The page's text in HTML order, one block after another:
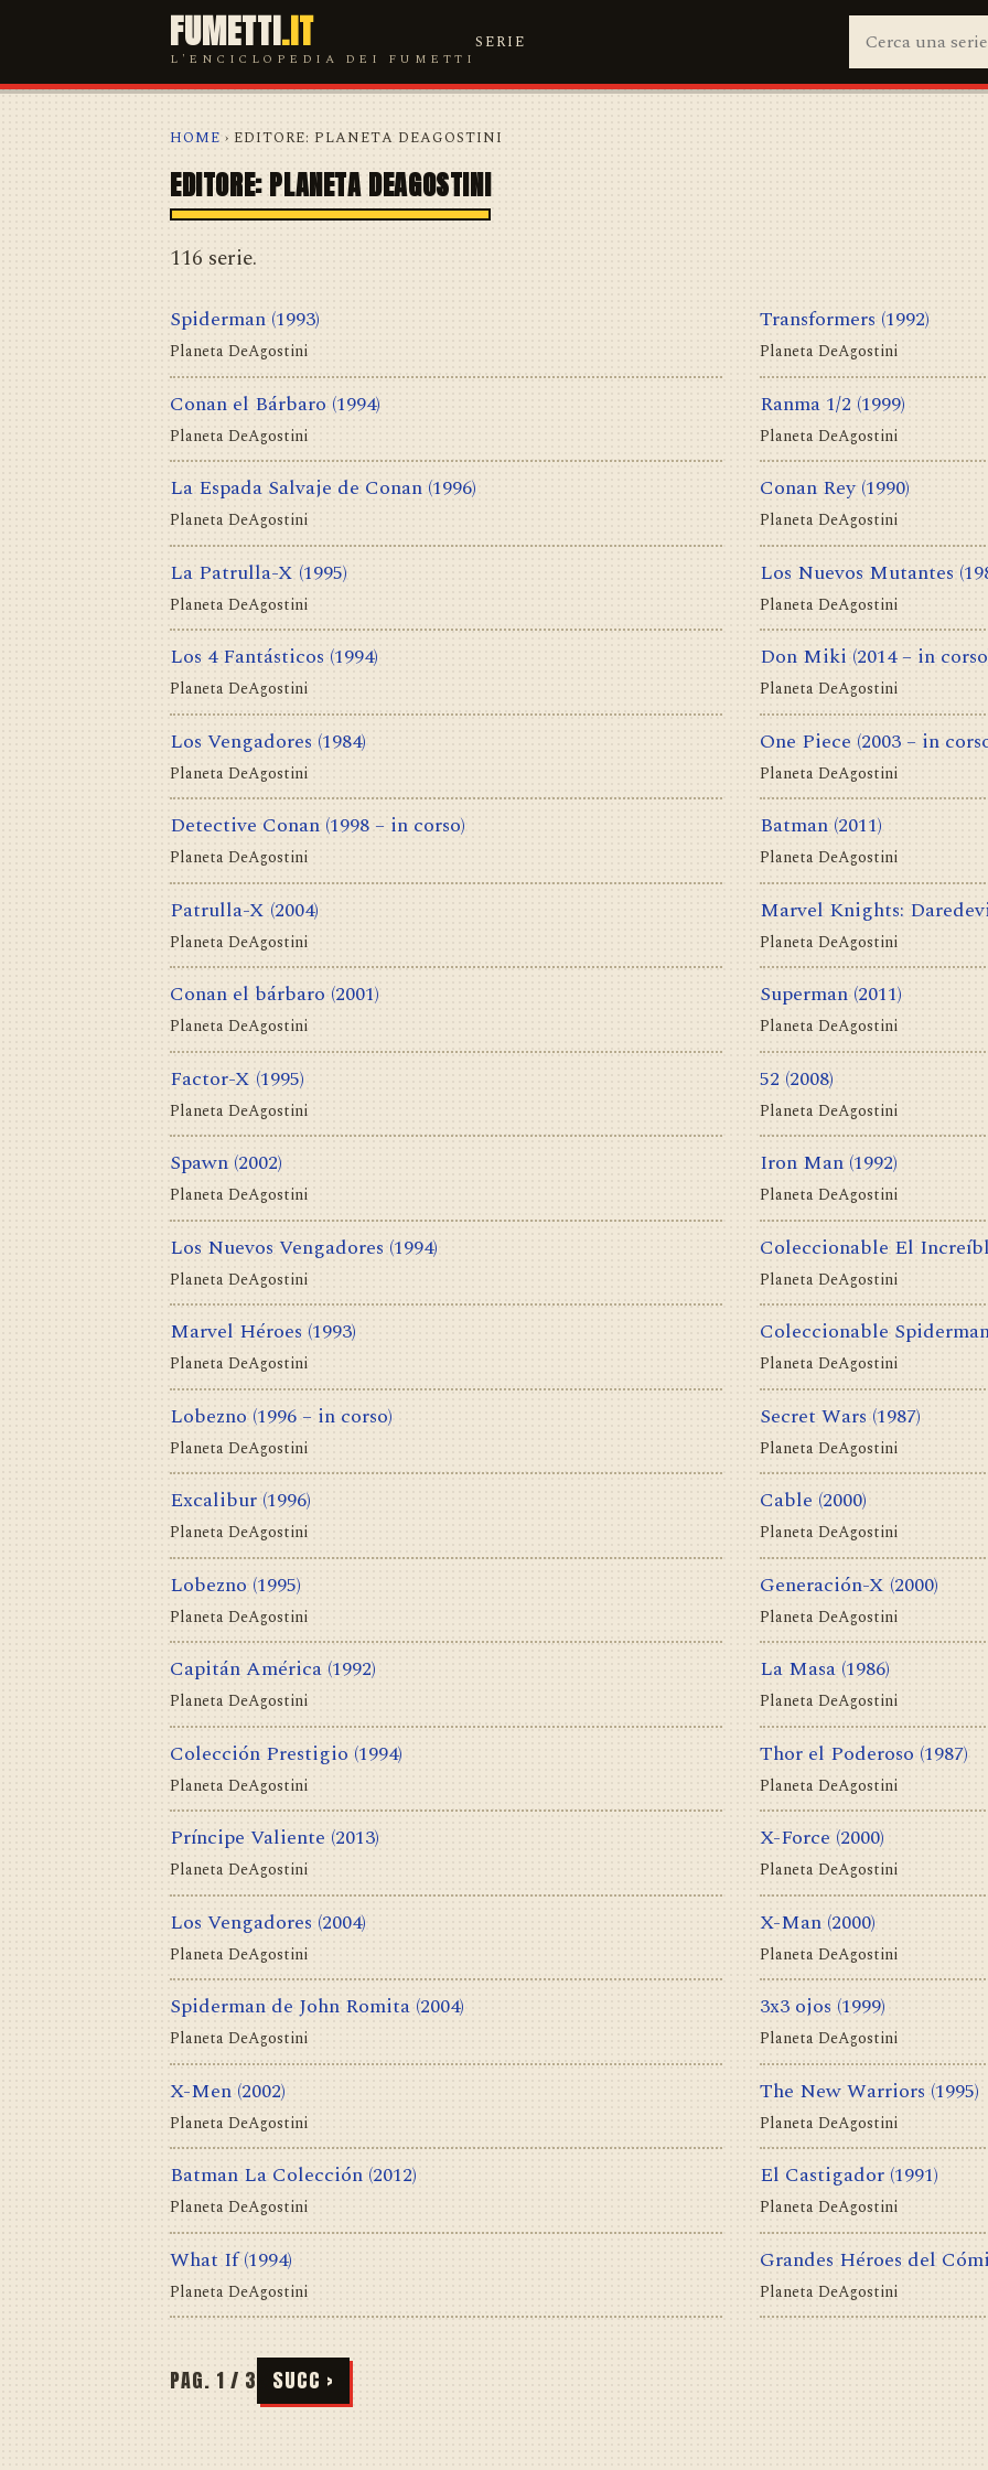
FUMETTI.IT
L'ENCICLOPEDIA DEI FUMETTI
SERIE
HOME › EDITORE: PLANETA DEAGOSTINI
EDITORE: PLANETA DEAGOSTINI
116 serie.
Spiderman (1993)
Planeta DeAgostini
Conan el Bárbaro (1994)
Planeta DeAgostini
La Espada Salvaje de Conan (1996)
Planeta DeAgostini
La Patrulla-X (1995)
Planeta DeAgostini
Los 4 Fantásticos (1994)
Planeta DeAgostini
Los Vengadores (1984)
Planeta DeAgostini
Detective Conan (1998 – in corso)
Planeta DeAgostini
Patrulla-X (2004)
Planeta DeAgostini
Conan el bárbaro (2001)
Planeta DeAgostini
Factor-X (1995)
Planeta DeAgostini
Spawn (2002)
Planeta DeAgostini
Los Nuevos Vengadores (1994)
Planeta DeAgostini
Marvel Héroes (1993)
Planeta DeAgostini
Lobezno (1996 – in corso)
Planeta DeAgostini
Excalibur (1996)
Planeta DeAgostini
Lobezno (1995)
Planeta DeAgostini
Capitán América (1992)
Planeta DeAgostini
Colección Prestigio (1994)
Planeta DeAgostini
Príncipe Valiente (2013)
Planeta DeAgostini
Los Vengadores (2004)
Planeta DeAgostini
Spiderman de John Romita (2004)
Planeta DeAgostini
X-Men (2002)
Planeta DeAgostini
Batman La Colección (2012)
Planeta DeAgostini
What If (1994)
Planeta DeAgostini
Transformers (1992)
Planeta DeAgostini
Ranma 1/2 (1999)
Planeta DeAgostini
Conan Rey (1990)
Planeta DeAgostini
Los Nuevos Mutantes
Planeta DeAgostini
Don Miki (2014 – in
Planeta DeAgostini
One Piece (2003 – in
Planeta DeAgostini
Batman (2011)
Planeta DeAgostini
Marvel Knights:
Planeta DeAgostini
Superman (2011)
Planeta DeAgostini
52 (2008)
Planeta DeAgostini
Iron Man (1992)
Planeta DeAgostini
Coleccionable El
Planeta DeAgostini
Coleccionable
Planeta DeAgostini
Secret Wars (1987)
Planeta DeAgostini
Cable (2000)
Planeta DeAgostini
Generación-X (2000)
Planeta DeAgostini
La Masa (1986)
Planeta DeAgostini
Thor el Poderoso (1987)
Planeta DeAgostini
X-Force (2000)
Planeta DeAgostini
X-Man (2000)
Planeta DeAgostini
3x3 ojos (1999)
Planeta DeAgostini
The New Warriors (1995)
Planeta DeAgostini
El Castigador (1991)
Planeta DeAgostini
Grandes Héroes del
Planeta DeAgostini
PAG. 1 / 3 SUCC ›